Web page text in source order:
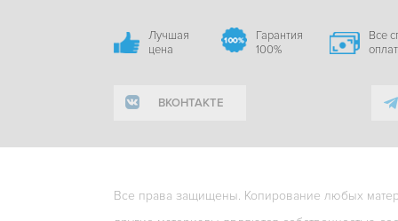
Лучшая
цена
Гарантия
100%
Все
ВКОНТАКТЕ
Все права защищены. Копирование любых